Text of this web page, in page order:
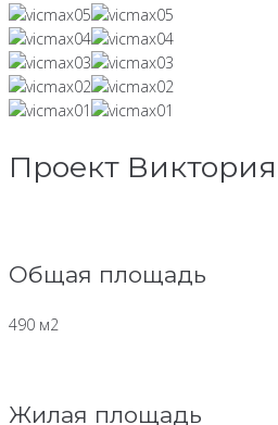
Проект
Общая площадь
490 м2
Жилая площадь